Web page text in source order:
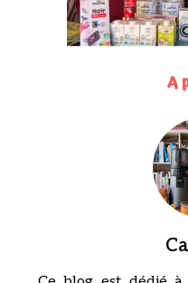
A